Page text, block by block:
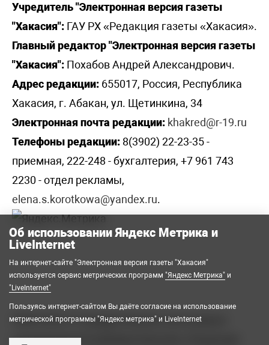
Учредитель "Электронная версия газеты
"Хакасия": ГАУ РХ «Редакция газеты «Хакасия».
Главный редактор "Электронная версия газеты
"Хакасия": Похабов Андрей Александрович.
Адрес редакции: 655017, Россия, Республика
Хакасия, г. Абакан, ул. Щетинкина, 34
Электронная почта редакции: khakred@r-19.ru
Телефоны редакции: 8(3902) 22-23-35 -
приемная, 222-248 - бухгалтерия, +7 961 743
2230 - отдел рекламы,
elena.s.korotkowa@yandex.ru.
2008-2026 © Государственное автономное
учреждение Республики Хакасия «Редакция
Об использовании Яндекс Метрика и
LiveInternet
На интернет-сайте "Электронная версия газеты "Хакасия"
используется сервис метрических программ "Яндекс Метрика" и
"LiveInternet"
Пользуясь интернет-сайтом Вы даёте согласие на использование
метрической программы "Яндекс метрика" и LiveInternet